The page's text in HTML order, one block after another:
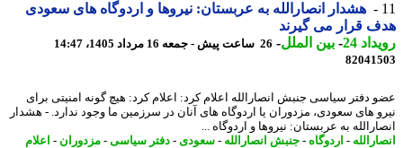
هشدار انصارالله به عربستان: نیروها و اردوگاه های سعودی
قرار می گیرند
24
-بین الملل-26 ساعت پیش - جمعه 16 مرداد 1405، 14:47
دفتر سیاسی جنبش انصارالله اعلام کرد: اعلام کرد: هیچ گونه امنیتی برای
های سعودی، مزدوران یا اردوگاه های آنان در سرزمین ما وجود ندارد. - هشدار
به عربستان: نیروها و اردوگاه ...
-اردوگاه-جنبش انصارالله-سعودی-دفتر سیاسی-مزدوران- اعلام